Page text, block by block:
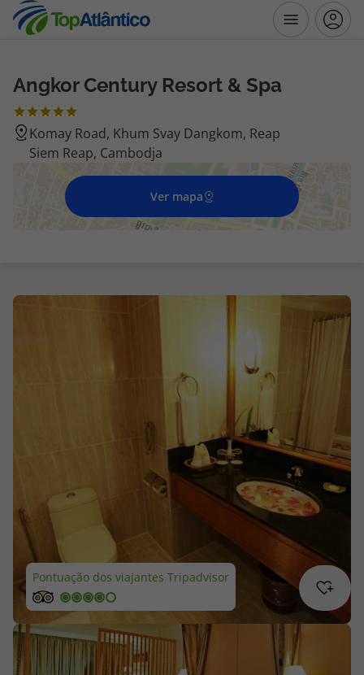
Destinos
Voos
Hotéis
Voos + Hotel
Cheque Viagem
Rede de Lojas
Blog TopViagens
Angkor Century Resort & Spa
Komay Road, Khum Svay Dangkom, Reap
Siem Reap, Cambodja
Ver mapa
Pontuação dos viajantes Tripadvisor